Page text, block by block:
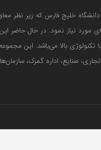
مورد نیاز نمود. در حال حاضر
با تکنولوژی بالا می‌باشد. این
صنایع، اداره گمرک، سازمان‌ها